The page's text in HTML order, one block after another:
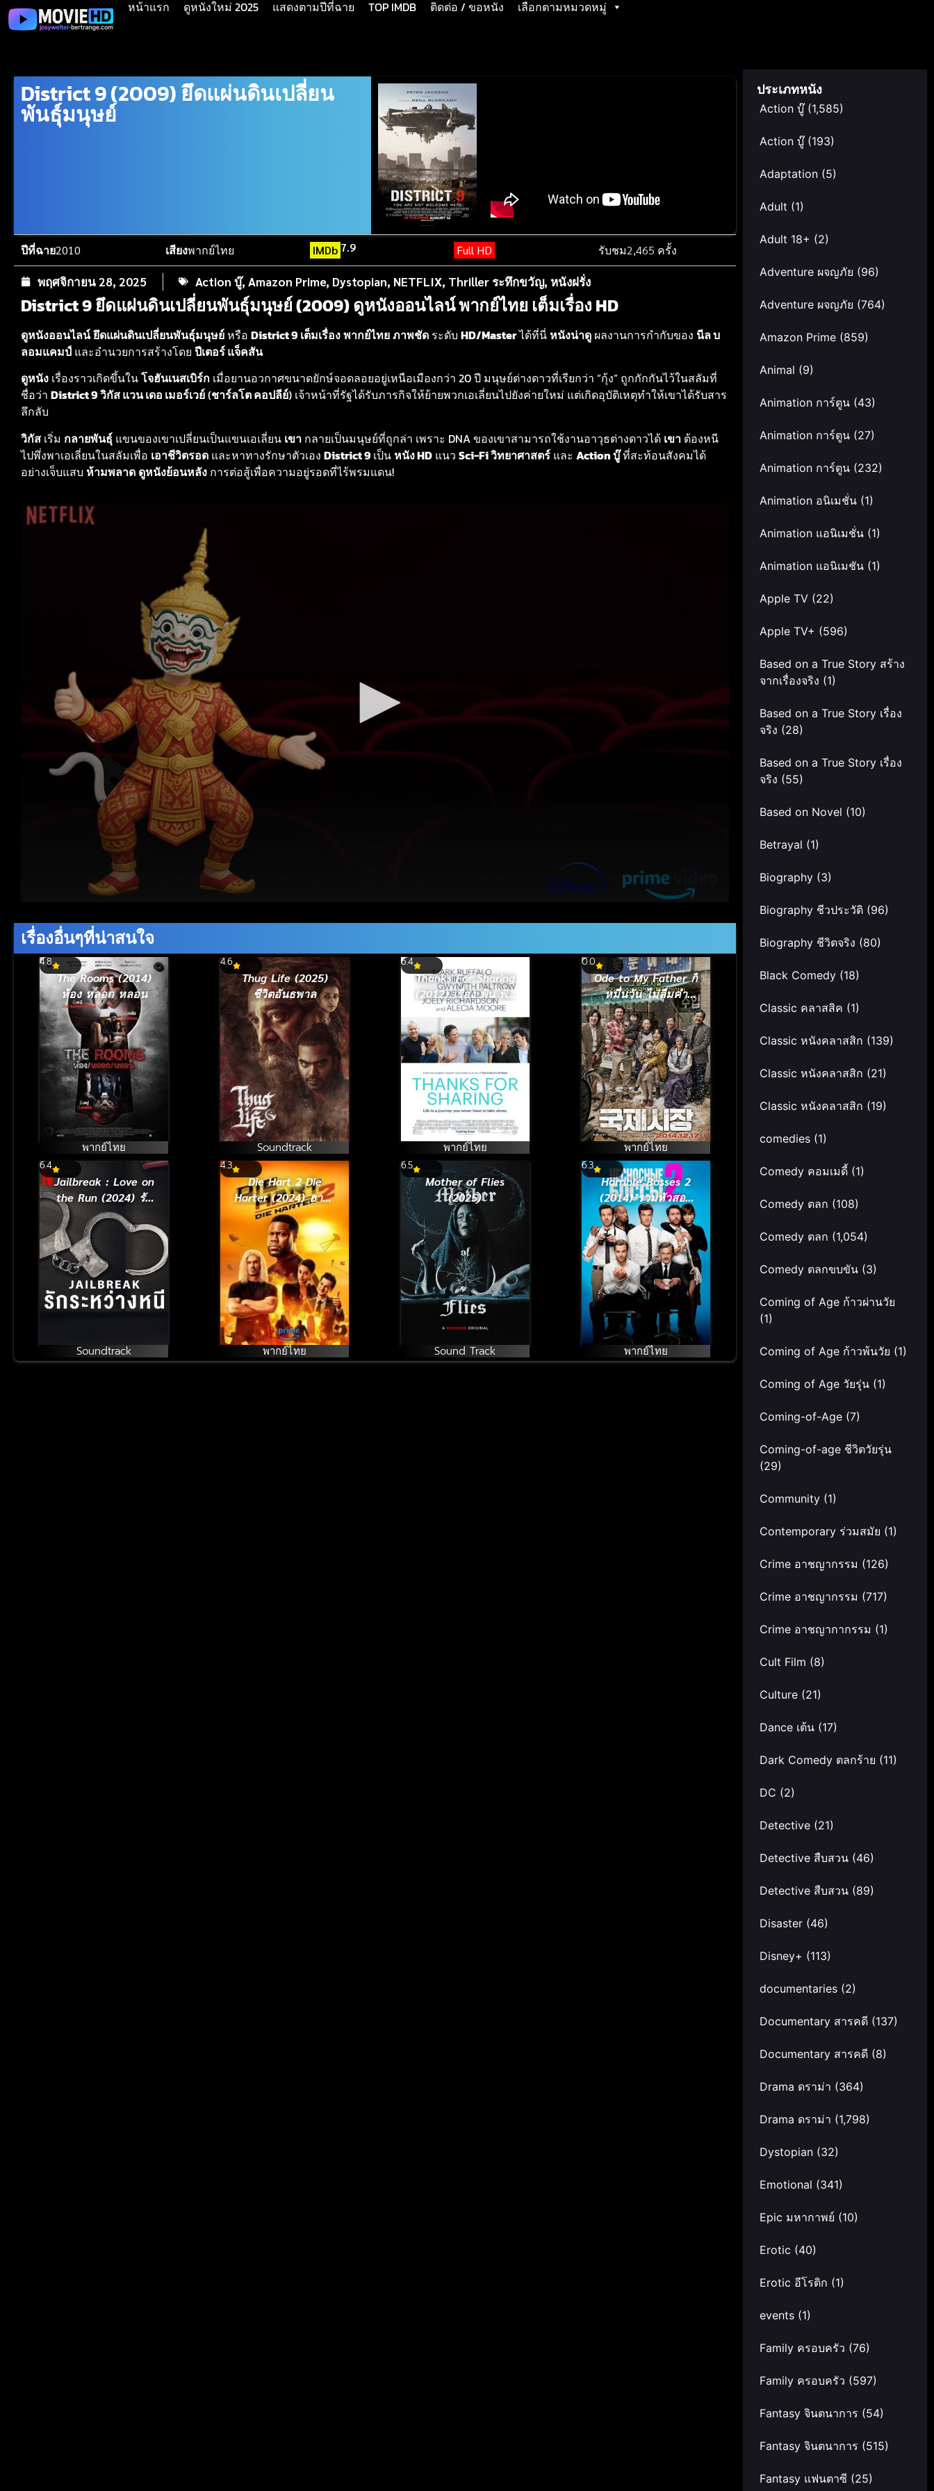
หน้าแรก ดูหนังใหม่ 2025 แสดงตามปีที่ฉาย TOP IMDB ติดต่อ / ขอหนัง เลือกตามหมวดหมู่
District 9 (2009) ยึดแผ่นดินเปลี่ยน
พันธุ์มนุษย์
ปีที่ฉาย2010 เสียงพากย์ไทย IMDb7.9 Full HD รับชม2,465 ครั้ง
พฤศจิกายน 28, 2025 Action บู๊, Amazon Prime, Dystopian, NETFLIX, Thriller ระทึกขวัญ, หนังฝรั่ง
District 9 ยึดแผ่นดินเปลี่ยนพันธุ์มนุษย์ (2009) ดูหนังออนไลน์ พากย์ไทย เต็มเรื่อง HD
ดูหนังออนไลน์ยึดแผ่นดินเปลี่ยนพันธุ์มนุษย์หรือ District 9 เต็มเรื่องพากย์ไทยภาพชัด ระดับ HD/Masterได้ที่นี่ หนังน่าดู ผลงานการกำกับของ นีล บ
ลอมแคมป์ และอำนวยการสร้างโดย ปีเตอร์ แจ็คสัน
ดูหนัง เรื่องราวเกิดขึ้นในโจฮันเนสเบิร์ก เมื่อยานอวกาศขนาดยักษ์จอดลอยอยู่เหนือเมืองกว่า 20 ปี มนุษย์ต่างดาวที่เรียกว่า “กุ้ง” ถูกกักกันไว้ในสลัมที่
ชื่อว่า District 9วิกัส แวน เดอ เมอร์เวย์(ชาร์ลโต คอปลีย์) เจ้าหน้าที่รัฐได้รับภารกิจให้ย้ายพวกเอเลี่ยนไปยังค่ายใหม่ แต่เกิดอุบัติเหตุทำให้เขาได้รับสาร
ลึกลับ
วิกัส เริ่ม กลายพันธุ์ แขนของเขาเปลี่ยนเป็นแขนเอเลี่ยน เขา กลายเป็นมนุษย์ที่ถูกล่า เพราะ DNA ของเขาสามารถใช้งานอาวุธต่างดาวได้ เขา ต้องหนี
ไปพึ่งพาเอเลี่ยนในสลัมเพื่อ เอาชีวิตรอด และหาทางรักษาตัวเอง District 9 เป็น หนัง HD แนว Sci-Fi วิทยาศาสตร์ และ Action บู๊ที่สะท้อนสังคมได้
อย่างเจ็บแสบ ห้ามพลาด ดูหนังย้อนหลัง การต่อสู้เพื่อความอยู่รอดที่ไร้พรมแดน!
เรื่องอื่นๆที่น่าสนใจ
4.8
The Rooms (2014)
ห้อง หลอก หลอน
พากย์ไทย
4.6
Thug Life (2025)
ชีวิตอันธพาล
Soundtrack
6.4
Thanks For Sharing
(2012) เรื่อง ฟัน ฟัน
มันส์ต้องแชร์
พากย์ไทย
0.0
Ode to My Father กี่
หมื่นวัน ไม่ลืมคำ
สัญญาพ่อ (2014)
พากย์ไทย
6.4
Jailbreak : Love on
the Run (2024) รัก
ระหว่างหนี
Soundtrack
4.3
Die Hart 2 Die
Harter (2024) ฮาร์ต
อึดเต็มคาราเบล
พากย์ไทย
6.5
Mother of Flies
(2025)
Sound Track
6.3
Horrible Bosses 2
(2014) รวมหัวสอย
เจ้านายจอมแสบ 2
พากย์ไทย
ประเภทหนัง
Action บู๊(1,585)
Action บู๊(193)
Adaptation (5)
Adult (1)
Adult 18+ (2)
Adventure ผจญภัย (96)
Adventure ผจญภัย (764)
Amazon Prime (859)
Animal (9)
Animation การ์ตูน (43)
Animation การ์ตูน (27)
Animation การ์ตูน (232)
Animation อนิเมชั่น (1)
Animation แอนิเมชั่น (1)
Animation แอนิเมชัน (1)
Apple TV (22)
Apple TV+ (596)
Based on a True Story สร้าง
จากเรื่องจริง (1)
Based on a True Story เรื่อง
จริง (28)
Based on a True Story เรื่อง
จริง (55)
Based on Novel (10)
Betrayal (1)
Biography (3)
Biography ชีวประวัติ (96)
Biography ชีวิตจริง (80)
Black Comedy (18)
Classic คลาสสิค (1)
Classic หนังคลาสสิก (139)
Classic หนังคลาสสิก (21)
Classic หนังคลาสสิก (19)
comedies (1)
Comedy คอมเมดี้ (1)
Comedy ตลก (108)
Comedy ตลก (1,054)
Comedy ตลกขบขัน (3)
Coming of Age ก้าวผ่านวัย
(1)
Coming of Age ก้าวพ้นวัย (1)
Coming of Age วัยรุ่น (1)
Coming-of-Age (7)
Coming-of-age ชีวิตวัยรุ่น
(29)
Community (1)
Contemporary ร่วมสมัย (1)
Crime อาชญากรรม (126)
Crime อาชญากรรม (717)
Crime อาชญากากรรม (1)
Cult Film (8)
Culture (21)
Dance เต้น (17)
Dark Comedy ตลกร้าย (11)
DC (2)
Detective (21)
Detective สืบสวน (46)
Detective สืบสวน (89)
Disaster (46)
Disney+ (113)
documentaries (2)
Documentary สารคดี (137)
Documentary สารคดี (8)
Drama ดราม่า (364)
Drama ดราม่า (1,798)
Dystopian (32)
Emotional (341)
Epic มหากาพย์ (10)
Erotic (40)
Erotic อีโรติก (1)
events (1)
Family ครอบครัว (76)
Family ครอบครัว (597)
Fantasy จินตนาการ (54)
Fantasy จินตนาการ (515)
Fantasy แฟนตาซี (25)